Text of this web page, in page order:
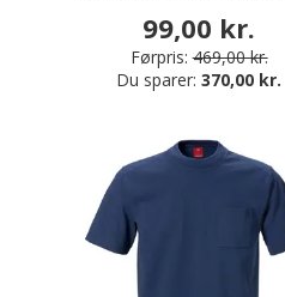
99,00 kr.
Førpris: 469,00 kr.
Du sparer:370,00 kr.